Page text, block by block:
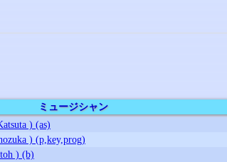
ミュージシャン
) (as)
) (p,key,prog)
) (b)